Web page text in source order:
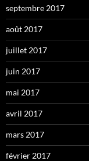
septembre 2017
août 2017
juillet 2017
juin 2017
mai 2017
avril 2017
mars 2017
février 2017